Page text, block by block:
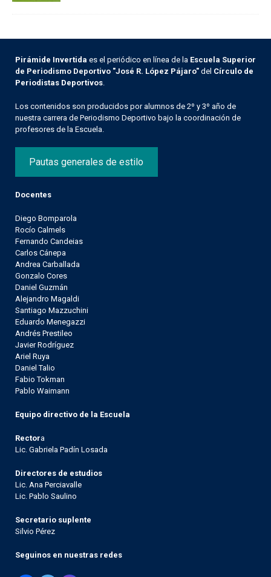
Pirámide Invertida es el periódico en línea de la Escuela Superior
de Periodismo Deportivo "José R. López Pájaro" del Círculo de
Periodistas Deportivos
Los contenidos son producidos por alumnos de 2º y 3º año de
nuestra carrera de Periodismo Deportivo bajo la coordinación de
profesores de la Escuela.
Pautas generales de estilo
Docentes
Diego Bomparola
Rocío Calmels
Fernando Candeias
Carlos Cánepa
Andrea Carballada
Gonzalo Cores
Daniel Guzmán
Alejandro Magaldi
Santiago Mazzuchini
Eduardo Menegazzi
Andrés Prestileo
Javier Rodríguez
Ariel Ruya
Daniel Talio
Fabio Tokman
Pablo Waimann
Equipo directivo de la Escuela
Rectora
Lic. Gabriela Padín Losada
Directores de estudios
Lic. Ana Perciavalle
Lic. Pablo Saulino
Secretario suplente
Silvio Pérez
Seguinos en nuestras redes